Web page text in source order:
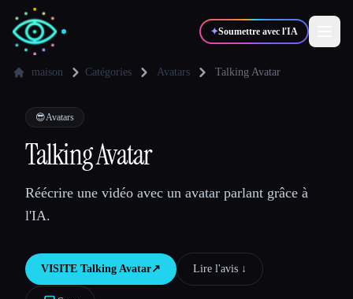
✦Soumettre avec l'IA
✍️Auteurs
💻 Développeurs
🎓Étudiants
maison Catégories Avatars Talking Avatar
😎Avatars
Talking Avatar
Réécrire une vidéo avec un avatar parlant grâce à
l'IA.
VISITE Talking Avatar↗︎ Lire l'avis ↓︎